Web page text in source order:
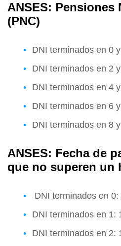
ANSES:
(PNC)
DNI terminados en 0
DNI terminados en 2
DNI terminados en 4
DNI terminados en 6
DNI terminados en 8
ANSES: Fecha de
que no superen un
DNI terminados en 0:
DNI terminados en 1:
DNI terminados en 2: